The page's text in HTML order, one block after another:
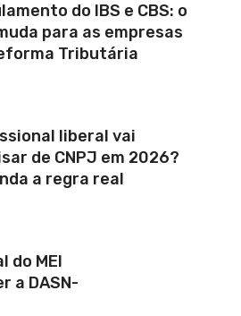
do IBS e CBS: o
para as empresas
Tributária
liberal vai
de CNPJ em 2026?
a regra real
do MEI
a DASN-